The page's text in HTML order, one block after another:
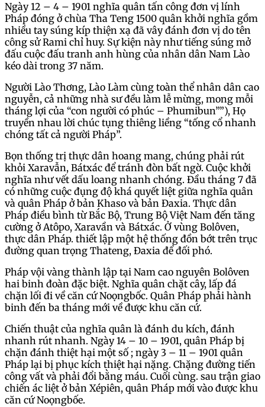
Ngày 12 – 4 – 1901 nghĩa quân tấn công đơn vị lính
Pháp đóng ở chùa Tha Teng 1500 quân khởi nghĩa gồm
nhiều tay súng kíp thiện xạ đã vây đánh đơn vị do tên
công sử Rami chỉ huy. Sự kiện này như tiếng súng mở
đấu cuộc đấu tranh anh hùng của nhân dân Nam Lào
kéo dài trong 37 năm.
Người Lào Thơng, Lào Làm cùng toàn thể nhân dân cao
nguyễn, cả những nhà sư đều làm lễ mừng, mong mỗi
tháng lợi của “con người có phúc – Phumibun””), Họ
truyền nhau lời chúc tụng thiêng liềng “tống cổ nhanh
chóng tất cả người Pháp”.
Bọn thống trị thực dân hoang mang, chúng phải rút
khỏi Xaravẫn, Bátxác để tránh đòn bất ngờ. Cuộc khởi
nghĩa như vết dấu loang nhanh chóng. Đầu tháng 7 đã
có những cuộc đụng độ khá quyết liệt giữa nghĩa quân
và quân Pháp ở bản Khaso và bản Đaxia. Thực dân
Pháp điều bình từ Bắc Bộ, Trung Bộ Việt Nam đến tăng
cường ở Atôpo, Xaravần và Bátxác. Ở vùng Bolôven,
thực dân Pháp. thiết lập một hệ thống đồn bớt trên trục
đường quan trọng Thateng, Đaxia để đối phó.
Pháp vội vàng thành lập tại Nam cao nguyên Bolôven
hai binh đoàn đặc biệt. Nghĩa quân chặt cây, lấp đá
chặn lối đi về căn cứ Noọngbốc. Quân Pháp phải hành
binh đến ba tháng mới về được khu căn cứ.
Chiến thuật của nghĩa quân là đánh du kích, đánh
nhanh rút nhanh. Ngày 14 – 10 – 1901, quân Pháp bị
chặn đánh thiệt hại một số ; ngày 3 – 11 – 1901 quân
Pháp lại bị phục kích thiệt hại nặng. Chặng đường tiến
công vất và phải đổi bằng máu. Cuối cùng. sau trận giao
chiến ác liệt ở bản Xépiên, quân Pháp mới vào được khu
căn cứ Noọngbốe.